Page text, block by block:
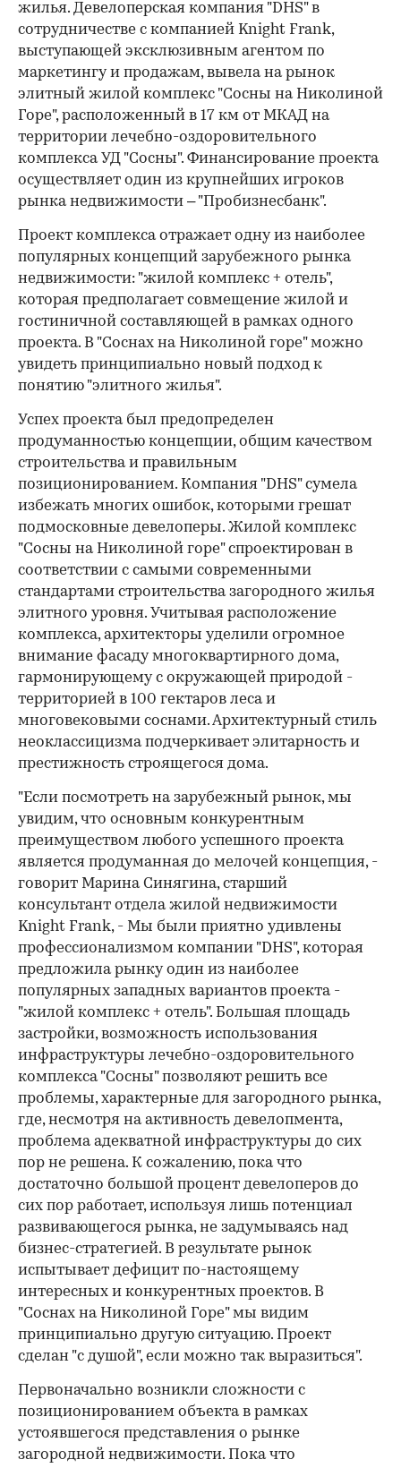
жилья. Девелоперская компания "DHS" в
сотрудничестве с компанией Knight Frank,
выступающей эксклюзивным агентом по
маркетингу и продажам, вывела на рынок
элитный жилой комплекс "Сосны на Николиной
Горе", расположенный в 17 км от МКАД на
территории лечебно-оздоровительного
комплекса УД "Сосны". Финансирование проекта
осуществляет один из крупнейших игроков
рынка недвижимости – "Пробизнесбанк".
Проект комплекса отражает одну из наиболее
популярных концепций зарубежного рынка
недвижимости: "жилой комплекс + отель",
которая предполагает совмещение жилой и
гостиничной составляющей в рамках одного
проекта. В "Соснах на Николиной горе" можно
увидеть принципиально новый подход к
понятию "элитного жилья".
Успех проекта был предопределен
продуманностью концепции, общим качеством
строительства и правильным
позиционированием. Компания "DHS" сумела
избежать многих ошибок, которыми грешат
подмосковные девелоперы. Жилой комплекс
"Сосны на Николиной горе" спроектирован в
соответствии с самыми современными
стандартами строительства загородного жилья
элитного уровня. Учитывая расположение
комплекса, архитекторы уделили огромное
внимание фасаду многоквартирного дома,
гармонирующему с окружающей природой -
территорией в 100 гектаров леса и
многовековыми соснами. Архитектурный стиль
неоклассицизма подчеркивает элитарность и
престижность строящегося дома.
"Если посмотреть на зарубежный рынок, мы
увидим, что основным конкурентным
преимуществом любого успешного проекта
является продуманная до мелочей концепция, -
говорит Марина Синягина, старший
консультант отдела жилой недвижимости
Knight Frank, - Мы были приятно удивлены
профессионализмом компании "DHS", которая
предложила рынку один из наиболее
популярных западных вариантов проекта -
"жилой комплекс + отель". Большая площадь
застройки, возможность использования
инфраструктуры лечебно-оздоровительного
комплекса "Сосны" позволяют решить все
проблемы, характерные для загородного рынка,
где, несмотря на активность девелопмента,
проблема адекватной инфраструктуры до сих
пор не решена. К сожалению, пока что
достаточно большой процент девелоперов до
сих пор работает, используя лишь потенциал
развивающегося рынка, не задумываясь над
бизнес-стратегией. В результате рынок
испытывает дефицит по-настоящему
интересных и конкурентных проектов. В
"Соснах на Николиной Горе" мы видим
принципиально другую ситуацию. Проект
сделан "с душой", если можно так выразиться".
Первоначально возникли сложности с
позиционированием объекта в рамках
устоявшегося представления о рынке
загородной недвижимости. Пока что